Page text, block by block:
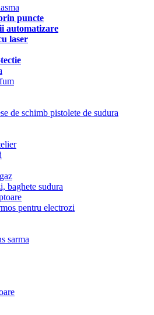
puncte
automatizare
laser
de schimb pistolete de sudura
baghete sudura
pentru electrozi
sarma